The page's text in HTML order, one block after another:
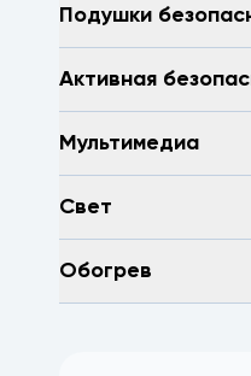
Подушки
Активная
Мультимедиа
Свет
Обогрев